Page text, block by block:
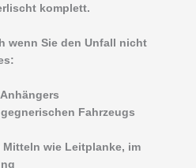
komplett.
wenn Sie den Unfall nicht
Fahrzeugs
wie Leitplanke, im